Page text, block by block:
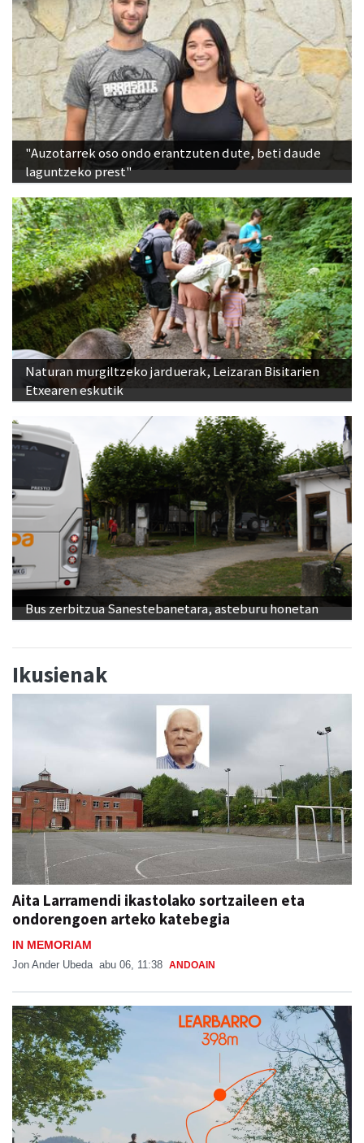
"Auzotarrek oso ondo erantzuten dute, beti daude
laguntzeko prest"
Naturan murgiltzeko jarduerak, Leizaran Bisitarien
Etxearen eskutik
Bus zerbitzua Sanestebanetara, asteburu honetan
Ikusienak
Aita Larramendi ikastolako sortzaileen eta
ondorengoen arteko katebegia
IN MEMORIAM
Jon Ander Ubeda abu 06, 11:38 ANDOAIN